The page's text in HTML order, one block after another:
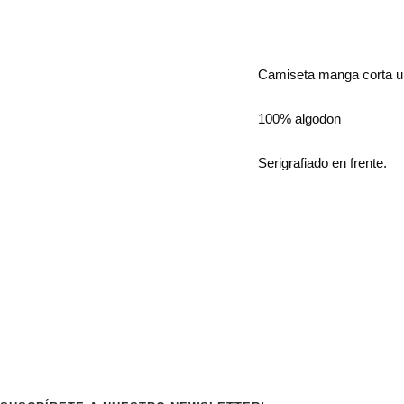
Camiseta manga corta
100% algodon
Serigrafiado en frente.